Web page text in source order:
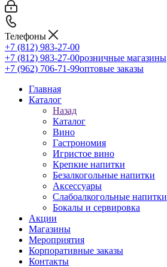
Телефоны
+7 (812) 983-27-00
+7 (812) 983-27-00розничные магазины
+7 (962) 706-71-99оптовые заказы
Главная
Каталог
Назад
Каталог
Вино
Гастрономия
Игристое вино
Крепкие напитки
Безалкогольные напитки
Аксессуары
Слабоалкогольные напитки
Бокалы и сервировка
Акции
Магазины
Мероприятия
Корпоративные заказы
Контакты